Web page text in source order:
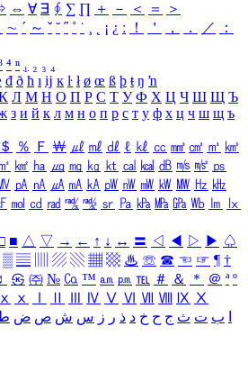
⇔ ∀ ∃ ∮ ∑ ∏ ＋ － ＜ ＝
＞
∼ ´ ～ ˇ ˘ ˝ ˚ ˙ ¸ ¡ ¿ ː ！ ＇ ， ． ／
：
⁴ ⁿ ₁ ₂ ₃ ₄
đ ð ħ ı ĳ ĸ ŀ ł ø œ ß þ ŧ ŋ ŉ
Л М Н О П Р С Т У Ф Х Ц Ч Ш Щ Ъ
з и й к л м н о п р с т у ф х ц ч ш щ ъ
＄ ％ Ｆ ￦ ㎕ ㎖ ㎗ ℓ ㎘ ㏄ ㎣ ㎤ ㎥ ㎦
㎢ ㏊ ㎍ ㎎ ㎏ ㏏ ㎈ ㎉ ㏈ ㎧ ㎨ ㎰
㎀ ㎁ ㎂ ㎃ ㎄ ㎺ ㎻ ㎽ ㎾ ㎿ ㎐ ㎑
㏖ ㏅ ㎭ ㎮ ㎯ ㏛ ㎩ ㎪ ㎫ ㎬ ㏝ ㏐
㏓
■ △ ▽ → ← ↑ ↓ ↔ 〓 ◁ ◀ ▷ ▶ ♤
▒ ▤ ▨ ▧ ▦ ▩ ♨ ☏ ☎ ☜ ☞ ¶ †
㉿ ㈜ № ㏇ ™ ㏂ ㏘ ℡ ＃ ＆ ＊ ＠ ª º
ⅹ Ⅳ Ⅴ Ⅵ Ⅶ Ⅷ Ⅸ Ⅹ
ب ت ث ج ح خ د ذ ر ز س ش ص ض